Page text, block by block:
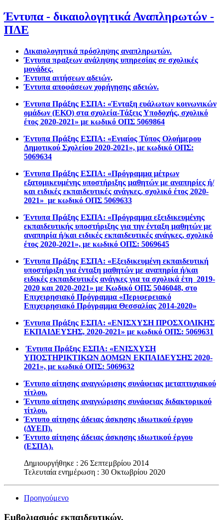
Έντυπα - δικαιολογητικά Αναπληρωτών -
ΠΔΕ
Δικαιολογητικά πρόσληψης αναπληρωτών.
Έντυπα πραξεων ανάληψης υπηρεσίας σε σχολικές
μονάδες.
Έντυπα αιτήσεων αδειών.
Έντυπα αποφάσεων χορήγησης αδειών.
Έντυπα Πράξης ΕΣΠΑ: «Ένταξη ευάλωτων κοινωνικών
ομάδων (ΕΚΟ) στα σχολεία-Τάξεις Υποδοχής, σχολικό
έτος 2020-2021» με κωδικό ΟΠΣ 5069864
Έντυπα Πράξης ΕΣΠΑ: «Ενιαίος Τύπος Ολοήμερου
Δημοτικού Σχολείου 2020-2021», με κωδικό ΟΠΣ:
5069634
Έντυπα Πράξης ΕΣΠΑ: «Πρόγραμμα μέτρων
εξατομικευμένης υποστήριξης μαθητών με αναπηρίες ή/
και ειδικές εκπαιδευτικές ανάγκες, σχολικό έτος 2020-
2021» με κωδικό ΟΠΣ 5069633
Έντυπα Πράξης ΕΣΠΑ: «Πρόγραμμα εξειδικευμένης
εκπαιδευτικής υποστήριξης για την ένταξη μαθητών με
αναπηρία ή/και ειδικές εκπαιδευτικές ανάγκες, σχολικό
έτος 2020-2021», με κωδικό ΟΠΣ: 5069645
Έντυπα Πράξης ΕΣΠΑ: «Εξειδικευμένη εκπαιδευτική
υποστήριξη για ένταξη μαθητών με αναπηρία ή/και
ειδικές εκπαιδευτικές ανάγκες για τα σχολικά έτη 2019-
2020 και 2020-2021» με Κωδικό ΟΠΣ 5046048, στο
Επιχειρησιακό Πρόγραμμα «Περιφερειακό
Επιχειρησιακό Πρόγραμμα Θεσσαλίας 2014-2020»
Έντυπα Πράξης ΕΣΠΑ: «ΕΝΙΣΧΥΣΗ ΠΡΟΣΧΟΛΙΚΗΣ
ΕΚΠΑΙΔΕΥΣΗΣ, 2020-2021» με κωδικό ΟΠΣ: 5069631
Έντυπα Πράξης ΕΣΠΑ: «ΕΝΙΣΧΥΣΗ
ΥΠΟΣΤΗΡΙΚΤΙΚΩΝ ΔΟΜΩΝ ΕΚΠΑΙΔΕΥΣΗΣ 2020-
2021», με κωδικό ΟΠΣ: 5069632
Έντυπο αίτησης αναγνώρισης συνάφειας μεταπτυχιακού
τίτλου.
Έντυπο αίτησης αναγνώρισης συνάφειας διδακτορικού
τίτλου.
Έντυπο αίτησης άδειας άσκησης ιδιωτικού έργου
(ΔΥΕΠ).
Έντυπο αίτησης άδειας άσκησης ιδιωτικού έργου
(ΕΣΠΑ).
Δημιουργήθηκε : 26 Σεπτεμβρίου 2014
Τελευταία ενημέρωση : 30 Οκτωβρίου 2020
Προηγούμενο
Εμβολιασμός εκπαιδευτικών.